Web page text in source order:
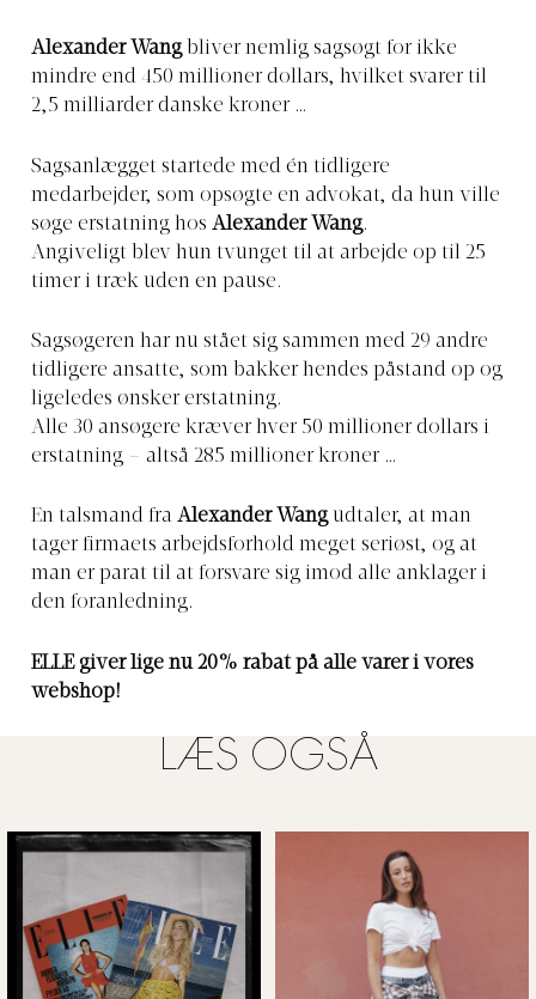
Alexander Wangbliver nemlig sagsøgt for ikke
mindre end 450 millioner dollars, hvilket svarer til
2,5 milliarder danske kroner …
Sagsanlægget startede med én tidligere
medarbejder, som opsøgte en advokat, da hun ville
søge erstatning hos Alexander Wang.
Angiveligt blev hun tvunget til at arbejde op til 25
timer i træk uden en pause.
Sagsøgeren har nu stået sig sammen med 29 andre
tidligere ansatte, som bakker hendes påstand op og
ligeledes ønsker erstatning.
Alle 30 ansøgere kræver hver 50 millioner dollars i
erstatning – altså 285 millioner kroner …
En talsmand fra Alexander Wangudtaler, at man
tager firmaets arbejdsforhold meget seriøst, og at
man er parat til at forsvare sig imod alle anklager i
den foranledning.
ELLE giver lige nu 20% rabat på alle varer i vores
webshop!
LÆS OGSÅ